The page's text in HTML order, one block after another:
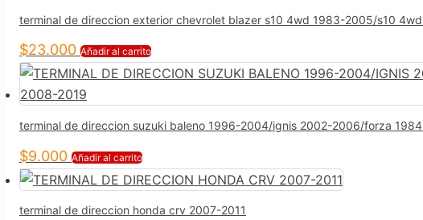
terminal de direccion exterior chevrolet blazer s10 4wd 1983-2005/s10
$23.000 Añadir al carrito
terminal de direccion suzuki baleno 1996-2004/ignis 2002-2006/forza
$9.000 Añadir al carrito
terminal de direccion honda crv 2007-2011